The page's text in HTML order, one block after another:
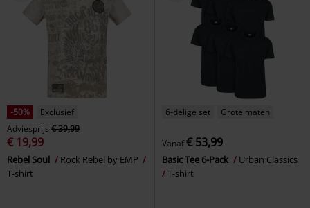
-50%
Exclusief
Adviesprijs € 39,99
€ 19,99
Rebel Soul
Rock Rebel by EMP
T-shirt
6-delige set Grote maten
Vanaf€ 53,99
Basic Tee 6-Pack
Urban Classics
T-shirt